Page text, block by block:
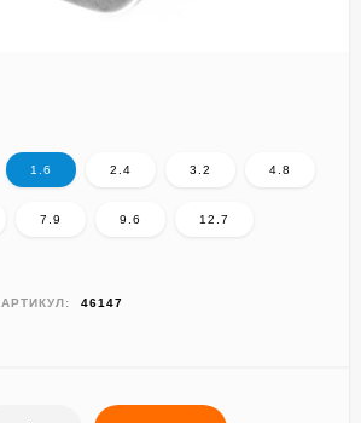
1.6 2.4 3.2 4.8
7.9 9.6 12.7
АРТИКУЛ: 46147